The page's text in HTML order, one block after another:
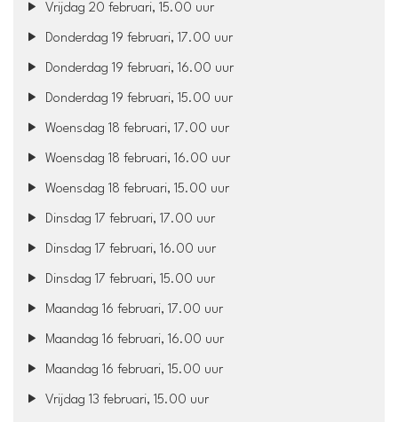
Vrijdag 20 februari, 15.00 uur
Donderdag 19 februari, 17.00 uur
Donderdag 19 februari, 16.00 uur
Donderdag 19 februari, 15.00 uur
Woensdag 18 februari, 17.00 uur
Woensdag 18 februari, 16.00 uur
Woensdag 18 februari, 15.00 uur
Dinsdag 17 februari, 17.00 uur
Dinsdag 17 februari, 16.00 uur
Dinsdag 17 februari, 15.00 uur
Maandag 16 februari, 17.00 uur
Maandag 16 februari, 16.00 uur
Maandag 16 februari, 15.00 uur
Vrijdag 13 februari, 15.00 uur